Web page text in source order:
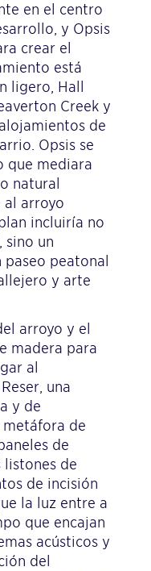
en el centro
y Opsis
crear el
está
ligero, Hall
Creek y
de
Opsis se
que mediara
natural
al arroyo
incluiría no
sino un
peatonal
y arte
arroyo y el
madera para
al
una
y de
metáfora de
de
de
de incisión
la luz entre a
que encajan
acústicos y
del